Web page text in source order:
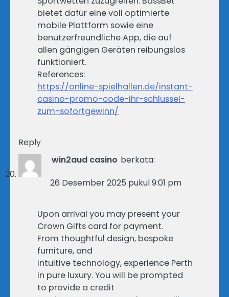
bietet dafür eine voll optimierte
mobile Plattform sowie eine
benutzerfreundliche App, die auf
allen gängigen Geräten reibungslos
funktioniert.
References:
https://online-spielhallen.de/instant-
casino-promo-code-ihr-schlussel-
zum-sofortgewinn/
Reply
win2aud casino berkata:
26 Desember 2025 pukul 9:01 pm
Upon arrival you may present your
Crown Gifts card for payment.
From thoughtful design, bespoke
furniture, and
intuitive technology, experience Perth
in pure luxury. You will be prompted
to provide a credit